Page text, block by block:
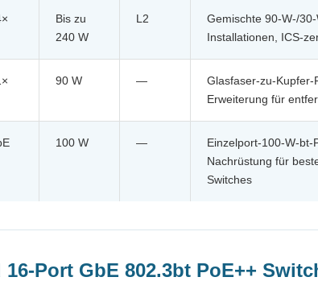
Bis zu
240 W
L2
Gemischte 90-W-/30-
Installationen, ICS-
90 W —
Glasfaser-zu-Kupfer-
Erweiterung für
100 W —
Einzelport-100-W-bt-
Nachrüstung für
Switches
Port GbE 802.3bt PoE++